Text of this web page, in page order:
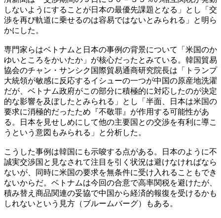
しないようにすることが日本の最優先課題となる」とし「交
渉を再び軌道に乗せるのは容易ではないとみられる」と明ら
かにした。
専門家らはベトナムと日本の事例の背景について「米国のか
ゆいところをかいたか」が核心だったとみている。韓国貿易
協会のチャン・サンシク国際貿易通商研究院長は「トランプ
大統領が敏感に反応するイシューの一つが中国の原産地洗濯
だが、ベトナム政府がこの部分に積極的に対応したのが決定
的な影響を及ぼしたとみられる」とし「半面、日本は米国の
要求に消極的だったため『不敬罪』が作用する可能性があ
る。日本を見せしめにして他の主要国との交渉を有利に導こ
うという意図もみられる」と分析した。
こうした事例は韓国にも示唆する点がある。日本のように不
誠実交渉国と見なされて注目を引く状況は避けなければなら
ないが、同時に米国の要求を無条件に受け入れることもでき
ないからだ。ベトナムは今回の合意で高率関税を避けたが、
積み替え商品関連の妥協で中国から経済的報復を受けるかも
しれないという見方（ブルームバーグ）もある。